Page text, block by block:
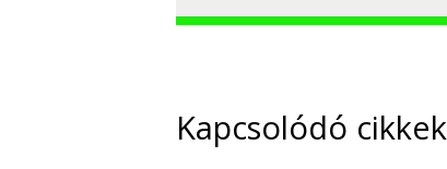
Kapcsolódó cikkek